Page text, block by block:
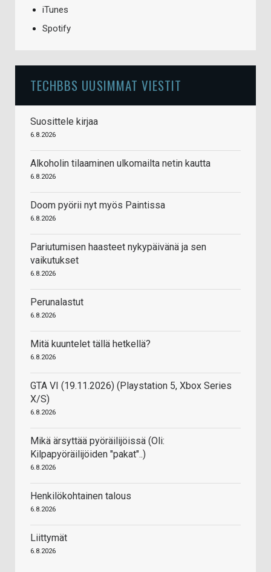
iTunes
Spotify
TECHBBS UUSIMMAT VIESTIT
Suosittele kirjaa
6.8.2026
Alkoholin tilaaminen ulkomailta netin kautta
6.8.2026
Doom pyörii nyt myös Paintissa
6.8.2026
Pariutumisen haasteet nykypäivänä ja sen
vaikutukset
6.8.2026
Perunalastut
6.8.2026
Mitä kuuntelet tällä hetkellä?
6.8.2026
GTA VI (19.11.2026) (Playstation 5, Xbox Series
X/S)
6.8.2026
Mikä ärsyttää pyöräilijöissä (Oli:
Kilpapyöräilijöiden "pakat"..)
6.8.2026
Henkilökohtainen talous
6.8.2026
Liittymät
6.8.2026